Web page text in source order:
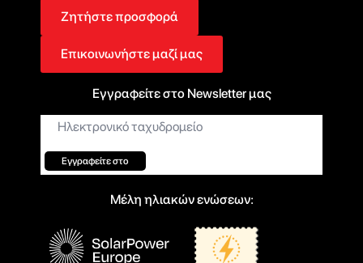
Ζητήστε προσφορά
Επικοινωνήστε μαζί μας
Εγγραφείτε στο Newsletter μας
Ηλεκτρονικό
ταχυδρομείο*
Εγγραφείτε στο
Μέλη ηλιακών ενώσεων: